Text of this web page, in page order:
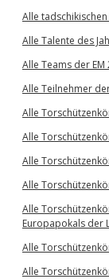
Alle
Alle Talente des
Alle Teams der
Alle Teilnehmer
Alle
Alle
Alle
Alle
Alle
Europapokals der
Alle
Alle